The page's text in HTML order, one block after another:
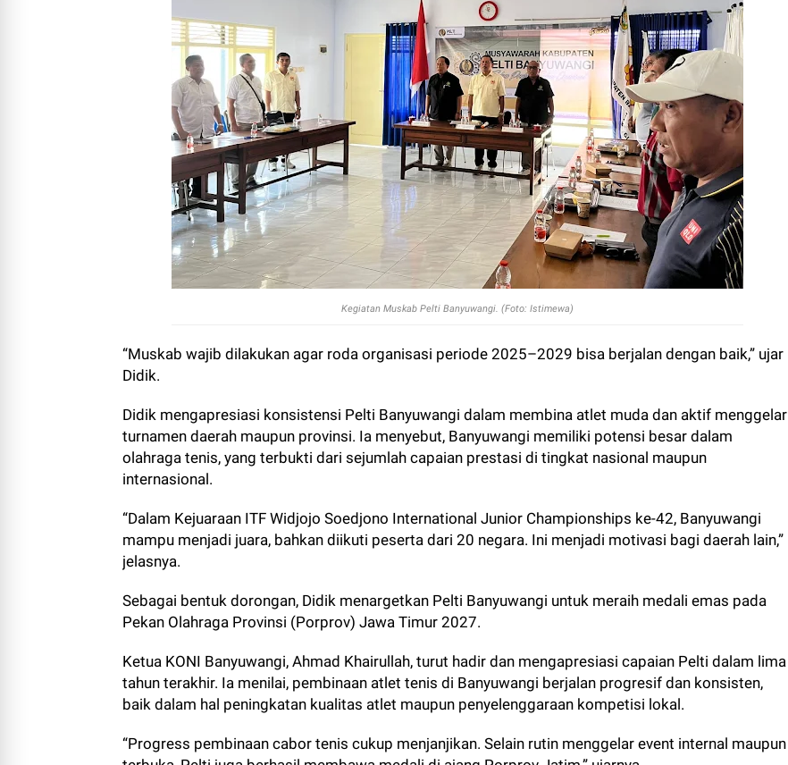
Kegiatan Muskab Pelti Banyuwangi. (Foto: Istimewa)
“Muskab wajib dilakukan agar roda organisasi periode 2025–2029 bisa berjalan dengan baik,” ujar
Didik.
Didik mengapresiasi konsistensi Pelti Banyuwangi dalam membina atlet muda dan aktif menggelar
turnamen daerah maupun provinsi. Ia menyebut, Banyuwangi memiliki potensi besar dalam
olahraga tenis, yang terbukti dari sejumlah capaian prestasi di tingkat nasional maupun
internasional.
“Dalam Kejuaraan ITF Widjojo Soedjono International Junior Championships ke-42, Banyuwangi
mampu menjadi juara, bahkan diikuti peserta dari 20 negara. Ini menjadi motivasi bagi daerah lain,”
jelasnya.
Sebagai bentuk dorongan, Didik menargetkan Pelti Banyuwangi untuk meraih medali emas pada
Pekan Olahraga Provinsi (Porprov) Jawa Timur 2027.
Ketua KONI Banyuwangi, Ahmad Khairullah, turut hadir dan mengapresiasi capaian Pelti dalam lima
tahun terakhir. Ia menilai, pembinaan atlet tenis di Banyuwangi berjalan progresif dan konsisten,
baik dalam hal peningkatan kualitas atlet maupun penyelenggaraan kompetisi lokal.
“Progress pembinaan cabor tenis cukup menjanjikan. Selain rutin menggelar event internal maupun